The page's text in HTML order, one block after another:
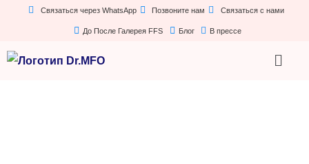
Связаться через WhatsApp Позвоните нам Связаться с нами
До После Галерея FFS Блог В прессе